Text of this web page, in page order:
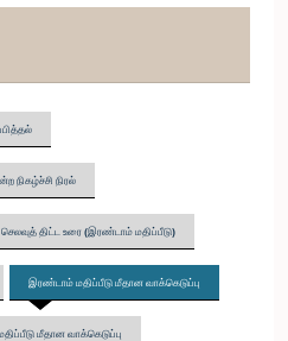
நிகழ்ச்சி நிரல்
செலவுத் திட்ட உரை (இரண்டாம் மதிப்பீடு)
இரண்டாம் மதிப்பீடு மீதான வாக்கெடுப்பு
மீதான வாக்கெடுப்பு